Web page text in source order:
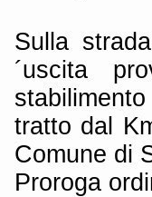
Sulla
´uscita
tratto dal
Comune di
Proroga